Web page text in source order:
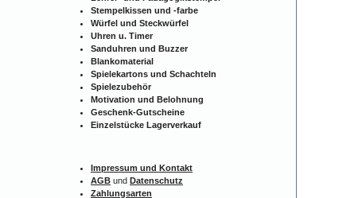
Stempelkissen und -farbe
Würfel und Steckwürfel
Uhren u. Timer
Sanduhren und Buzzer
Blankomaterial
Spielekartons und Schachteln
Spielezubehör
Motivation und Belohnung
Geschenk-Gutscheine
Einzelstücke Lagerverkauf
Impressum und Kontakt
AGB und Datenschutz
Zahlungsarten